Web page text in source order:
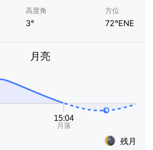
高度角
3°
方位
72°ENE
月亮
残月